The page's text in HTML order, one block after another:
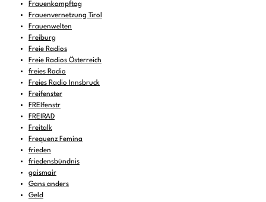
Frauenkampftag
Frauenvernetzung Tirol
Frauenwelten
Freiburg
Freie Radios
Freie Radios Österreich
freies Radio
Freies Radio Innsbruck
Freifenster
FREIfenstr
FREIRAD
Freitalk
Frequenz Femina
frieden
friedensbündnis
gaismair
Gans anders
Geld